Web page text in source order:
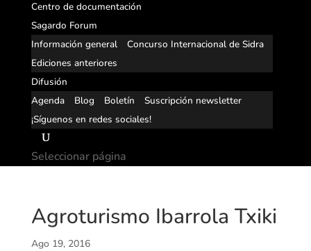
Centro de documentación
Sagardo Forum
Información general
Concurso Internacional de Sidra
Ediciones anteriores
Difusión
Agenda
Blog Boletín
Suscripción newsletter
¡Síguenos en redes sociales!
Seleccionar página
Agroturismo Ibarrola Txiki
Ago 19, 2016